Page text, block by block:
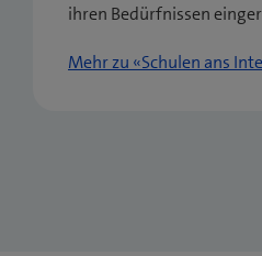
ihren Bedürfnissen
Mehr zu «Schulen ans